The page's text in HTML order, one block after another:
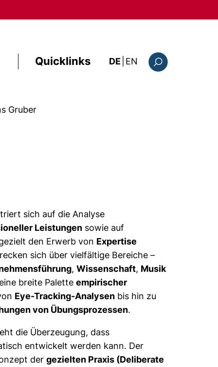
Quicklinks DE EN : the current page
Gruber
sich auf die Analyse
Leistungen sowie auf
den Erwerb von Expertise
sich über vielfältige Bereiche –
, Wissenschaft, Musik
breite Palette empirischer
Eye-Tracking-Analysen bis hin zu
von Übungsprozessen.
die Überzeugung, dass
entwickelt werden kann. Der
der gezielten Praxis (Deliberate